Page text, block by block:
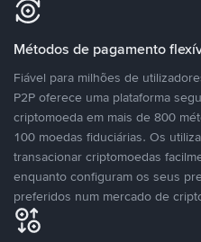
Métodos de pagamento
Fiável para milhões de
P2P oferece uma plataforma
criptomoeda em mais de 800
100 moedas fiduciárias. Os
transacionar criptomoedas
enquanto configuram os seus
preferidos num mercado de